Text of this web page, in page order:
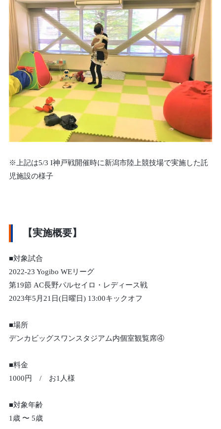
※上記は5/3 I神戸戦開催時に新潟市陸上競技場で実施した託
児施設の様子
【実施概要】
■対象試合
2022-23 Yogibo WEリーグ
第19節 AC長野パルセイロ・レディース戦
2023年5月21日(日曜日) 13:00キックオフ
■場所
デンカビッグスワンスタジアム内個室観覧席④
■料金
1000円 / お1人様
■対象年齢
1歳 〜 5歳